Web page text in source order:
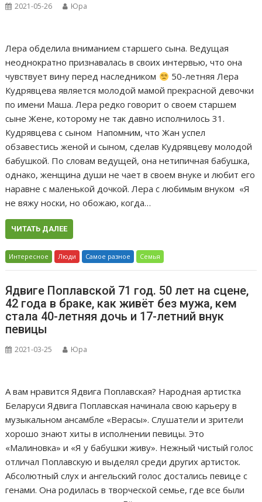
2021-05-26 Юра
Лера обделила вниманием старшего сына. Ведущая
неоднократно признавалась в своих интервью, что она
чувствует вину перед наследником
50-летняя Лера
Кудрявцева является молодой мамой прекрасной девочки
по имени Маша. Лера редко говорит о своем старшем
сыне Жене, которому не так давно исполнилось 31.
Кудрявцева с сыном Напомним, что Жан успел
обзавестись женой и сыном, сделав Кудрявцеву молодой
бабушкой. По словам ведущей, она нетипичная бабушка,
однако, женщина души не чает в своем внуке и любит его
наравне с маленькой дочкой. Лера с любимым внуком «Я
не вяжу носки, но обожаю, когда…
ЧИТАТЬ ДАЛЕЕ
Интересное Люди Самое разное Семья
Ядвиге Поплавской 71 год. 50 лет на сцене,
42 года в браке, как живёт без мужа, кем
стала 40-летняя дочь и 17-летний внук
певицы
2021-03-25 Юра
А вам нравится Ядвига Поплавская? Народная артистка
Беларуси Ядвига Поплавская начинала свою карьеру в
музыкальном ансамбле «Верасы». Слушатели и зрители
хорошо знают хиты в исполнении певицы. Это
«Малиновка» и «Я у бабушки живу». Нежный чистый голос
отличал Поплавскую и выделял среди других артисток.
Абсолютный слух и ангельский голос достались певице с
генами. Она родилась в творческой семье, где все были